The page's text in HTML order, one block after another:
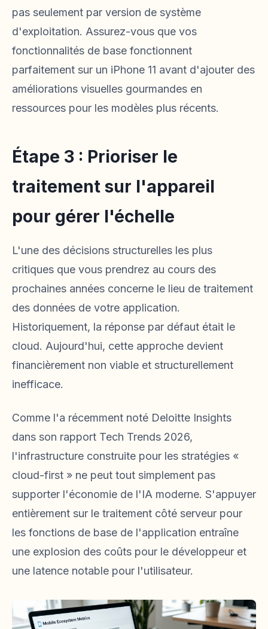
pas seulement par version de système
d'exploitation. Assurez-vous que vos
fonctionnalités de base fonctionnent
parfaitement sur un iPhone 11 avant d'ajouter des
améliorations visuelles gourmandes en
ressources pour les modèles plus récents.
Étape 3 : Prioriser le
traitement sur l'appareil
pour gérer l'échelle
L'une des décisions structurelles les plus
critiques que vous prendrez au cours des
prochaines années concerne le lieu de traitement
des données de votre application.
Historiquement, la réponse par défaut était le
cloud. Aujourd'hui, cette approche devient
financièrement non viable et structurellement
inefficace.
Comme l'a récemment noté Deloitte Insights
dans son rapport Tech Trends 2026,
l'infrastructure construite pour les stratégies «
cloud-first » ne peut tout simplement pas
supporter l'économie de l'IA moderne. S'appuyer
entièrement sur le traitement côté serveur pour
les fonctions de base de l'application entraîne
une explosion des coûts pour le développeur et
une latence notable pour l'utilisateur.